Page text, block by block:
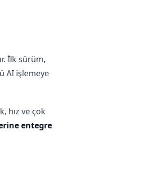
İlk sürüm,
AI işlemeye
hız ve çok
entegre